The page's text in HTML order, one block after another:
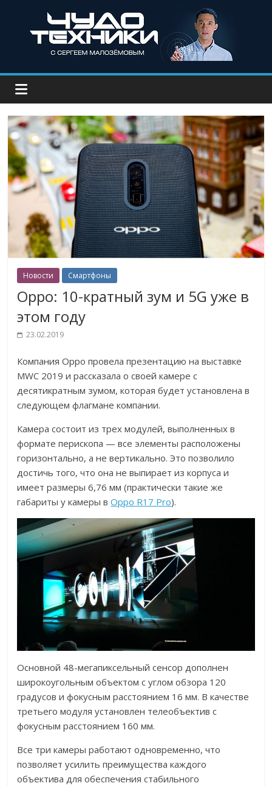
Новости Смартфоны
Oppo: 10-кратный зум и 5G уже в
этом году
23.02.2019
Компания Oppo провела презентацию на выставке
MWC 2019 и рассказала о своей камере с
десятикратным зумом, которая будет установлена в
следующем флагмане компании.
Камера состоит из трех модулей, выполненных в
формате перископа — все элементы расположены
горизонтально, а не вертикально. Это позволило
достичь того, что она не выпирает из корпуса и
имеет размеры 6,76 мм (практически такие же
габариты у камеры вOppo R17 Pro).
Основной 48-мегапиксельный сенсор дополнен
широкоугольным объектом с углом обзора 120
градусов и фокусным расстоянием 16 мм. В качестве
третьего модуля установлен телеобъектив с
фокусным расстоянием 160 мм.
Все три камеры работают одновременно, что
позволяет усилить преимущества каждого
объектива для обеспечения стабильного